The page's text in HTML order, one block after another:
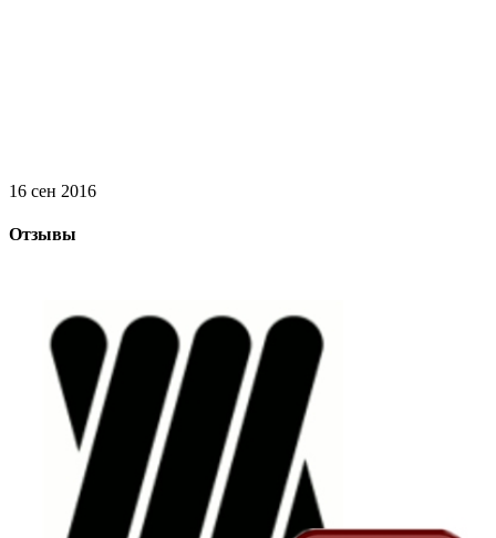
16 сен 2016
Отзывы